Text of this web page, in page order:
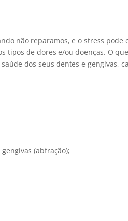
não reparamos, e o stress pode
tipos de dores e/ou doenças. O
dos seus dentes e gengivas,
(abfração);